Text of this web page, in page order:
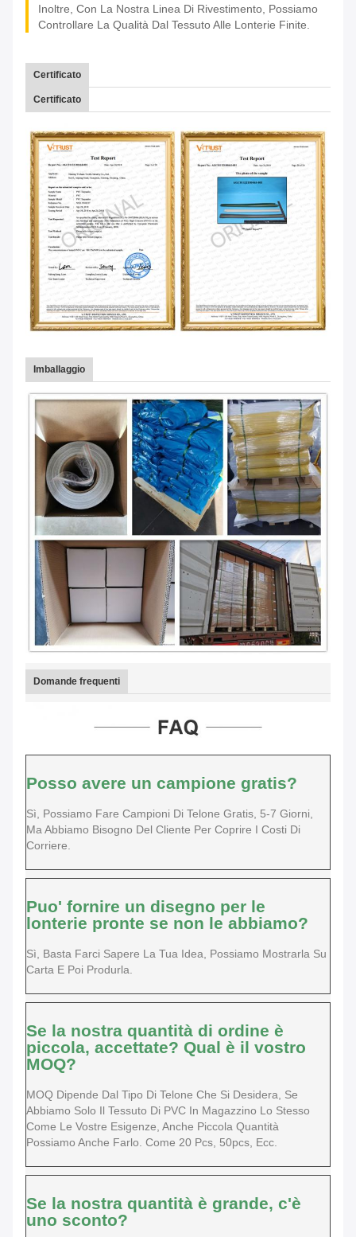
Inoltre, Con La Nostra Linea Di Rivestimento, Possiamo
Controllare La Qualità Dal Tessuto Alle Lonterie Finite.
Certificato
Certificato
Imballaggio
Domande frequenti
Posso avere un campione gratis?
Sì, Possiamo Fare Campioni Di Telone Gratis, 5-7 Giorni,
Ma Abbiamo Bisogno Del Cliente Per Coprire I Costi Di
Corriere.
Puo' fornire un disegno per le
lonterie pronte se non le abbiamo?
Sì, Basta Farci Sapere La Tua Idea, Possiamo Mostrarla Su
Carta E Poi Produrla.
Se la nostra quantità di ordine è
piccola, accettate? Qual è il vostro
MOQ?
MOQ Dipende Dal Tipo Di Telone Che Si Desidera, Se
Abbiamo Solo Il Tessuto Di PVC In Magazzino Lo Stesso
Come Le Vostre Esigenze, Anche Piccola Quantità
Possiamo Anche Farlo. Come 20 Pcs, 50pcs, Ecc.
Se la nostra quantità è grande, c'è
uno sconto?